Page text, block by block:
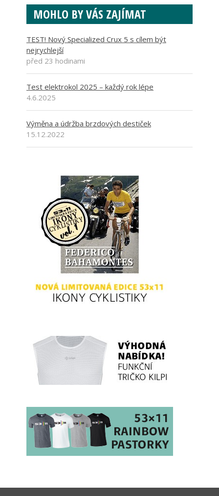
MOHLO BY VÁS ZAJÍMAT
TEST! Nový Specialized Crux 5 s cílem být
nejrychlejší
před 23 hodinami
Test elektrokol 2025 – každý rok lépe
4.6.2025
Výměna a údržba brzdových destiček
15.12.2022